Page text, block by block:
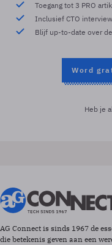
Toegang tot 3 PRO
Inclusief CTO
Blijf up-to-date over
Word
Heb je
AG Connect is sinds 1967 de
die betekenis geven aan een